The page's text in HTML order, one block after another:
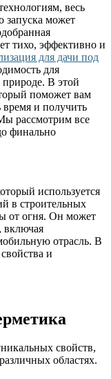
весь
запуска может
тихо, эффективно и
для дачи под
для
природе. В этой
поможет вам
и получить
рассмотрим все
финально
используется
в строительных
от огня. Он может
включая
отрасль. В
и
свойств,
областях.